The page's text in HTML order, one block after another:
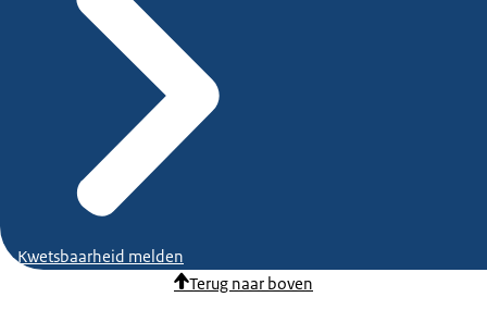
Kwetsbaarheid melden
Terug naar boven